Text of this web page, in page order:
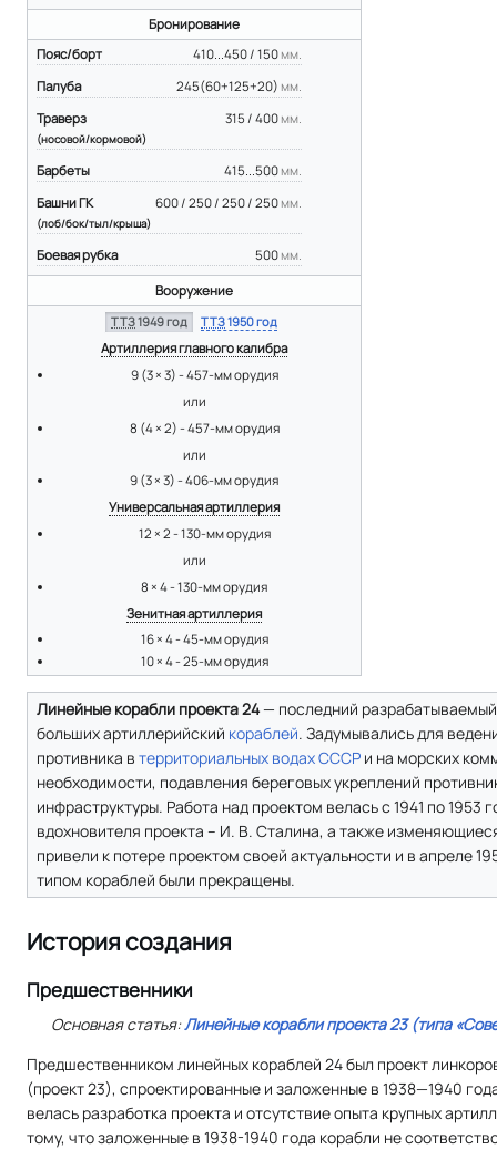
Бронирование
410...450 / 150 мм.
Пояс/борт
245(60+125+20) мм.
Палуба
315 / 400 мм.
Траверз
(носовой/кормовой)
415...500 мм.
Барбеты
600 / 250 / 250 / 250 мм.
Башни ГК
(лоб/бок/тыл/крыша)
500 мм.
Боевая рубка
Вооружение
ТТЗ1949 год ТТЗ1950 год
Артиллерия главного калибра
9 (3 × 3) - 457-мм орудия
или
8 (4 × 2) - 457-мм орудия
или
9 (3 × 3) - 406-мм орудия
Универсальная артиллерия
12 × 2 - 130-мм орудия
или
8 × 4 - 130-мм орудия
Зенитная артиллерия
16 × 4 - 45-мм орудия
10 × 4 - 25-мм орудия
Линейные корабли проекта 24— последний
больших артиллерийский кораблей. Задумывались для
противника в территориальных водах СССР и на морских
необходимости, подавления береговых укреплений
инфраструктуры. Работа над проектом велась с 1941 по 1953
вдохновителя проекта – И. В. Сталина, а также
привели к потере проектом своей актуальности и в апреле
типом кораблей были прекращены.
История создания
Предшественники
Основная статья:Линейные корабли проекта 23 (типа
Предшественником линейных кораблей 24 был проект
(проект 23), спроектированные и заложенные в 1938—1940
велась разработка проекта и отсутствие опыта крупных
тому, что заложенные в 1938-1940 года корабли не